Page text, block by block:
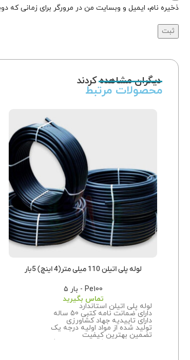
ذخیره نام، ایمیل و وبسایت من در مرورگر برای زمانی که
دیگران مشاهده کردند
محصولات مرتبط
لوله پلی اتیلن 110 میلی متر(4 اینچ) 5بار
Pe100 - بار ۵
تماس بگیرید
لوله پلی اتیلن استاندارد
دارای ضمانت نامه کتبی 50 ساله
دارای تاییدیه جهاد کشاورزی
تولید شده از مواد اولیه درجه یک
تضمین بهترین کیفیت
برای اطلاعات بیشتر درباره سفارش این